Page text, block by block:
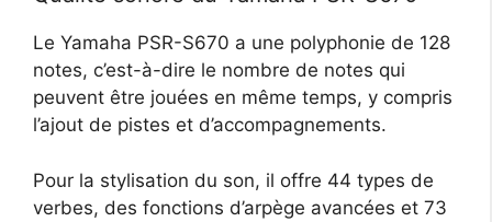
Le Yamaha PSR-S670 a une polyphonie de 128
notes, c’est-à-dire le nombre de notes qui
peuvent être jouées en même temps, y compris
l’ajout de pistes et d’accompagnements.
Pour la stylisation du son, il offre 44 types de
verbes, des fonctions d’arpège avancées et 73